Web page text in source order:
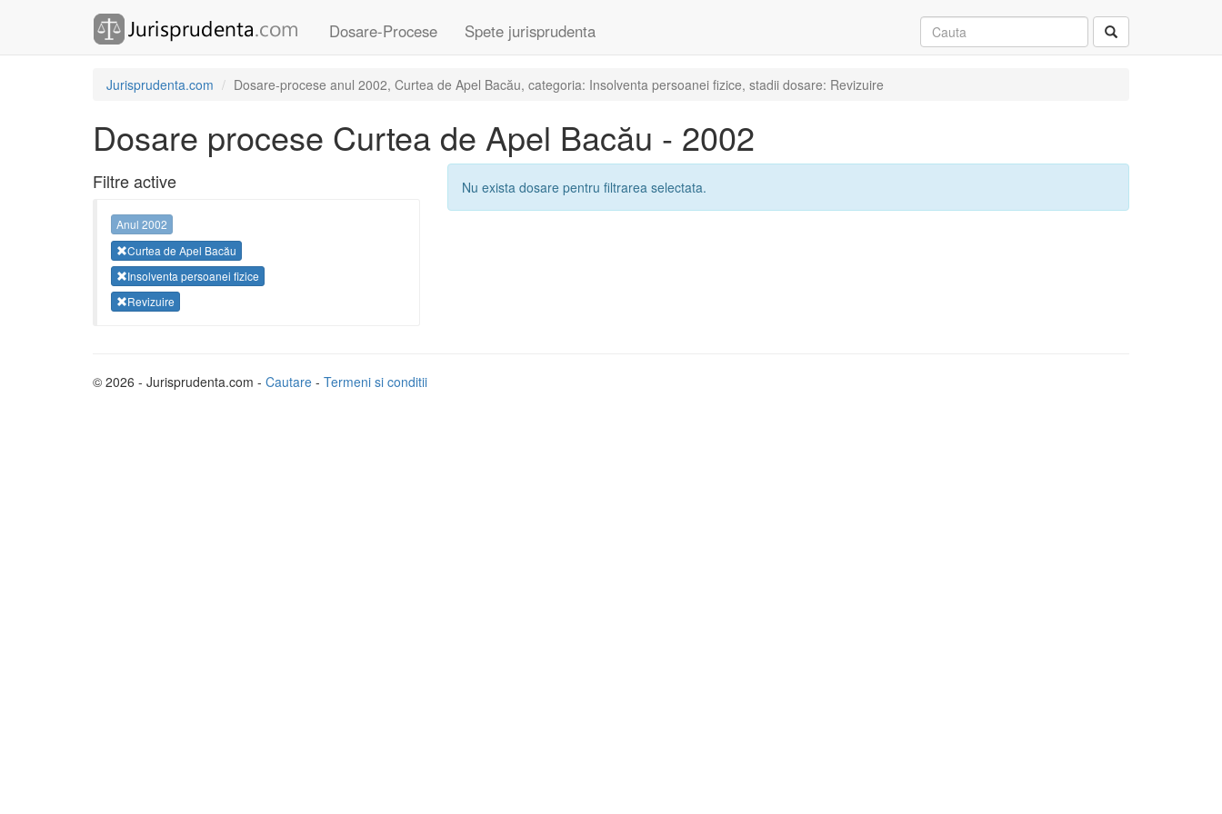
Dosare-Procese Spete jurisprudenta
Jurisprudenta.com Dosare-procese anul 2002, Curtea de Apel Bacău, categoria: Insolventa persoanei fizice, stadii dosare: Revizuire
Dosare procese Curtea de Apel Bacău - 2002
Filtre active
Anul 2002
Curtea de Apel Bacău
Insolventa persoanei fizice
Revizuire
Nu exista dosare pentru filtrarea selectata.
© 2026 - Jurisprudenta.com - Cautare - Termeni si conditii